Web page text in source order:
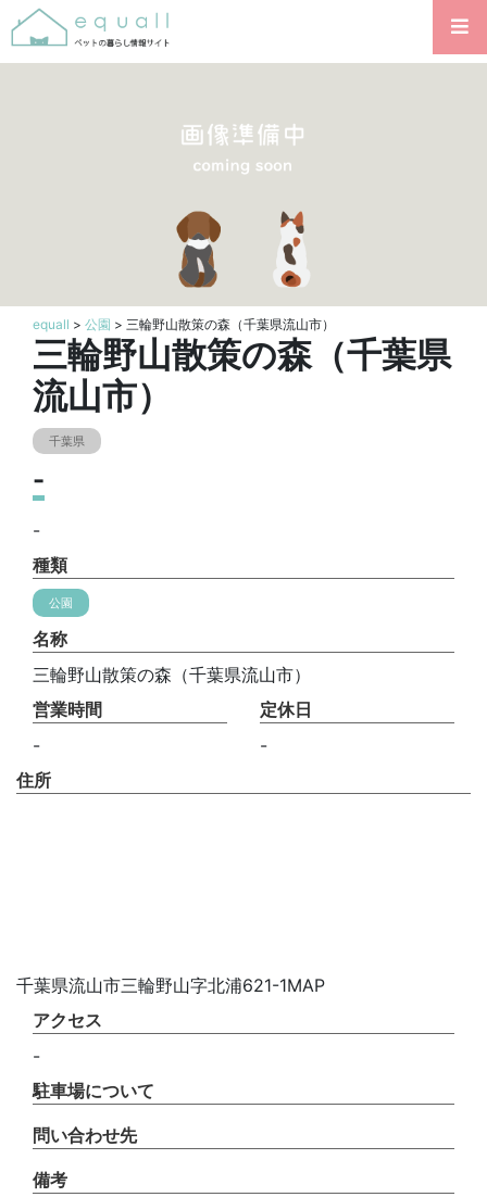
equall > 公園 > 三輪野山散策の森（千葉県流山市）
三輪野山散策の森（千葉県
流山市）
千葉県
-
-
種類
公園
名称
三輪野山散策の森（千葉県流山市）
営業時間
-
定休日
-
住所
千葉県流山市三輪野山字北浦621-1MAP
アクセス
-
駐車場について
問い合わせ先
備考